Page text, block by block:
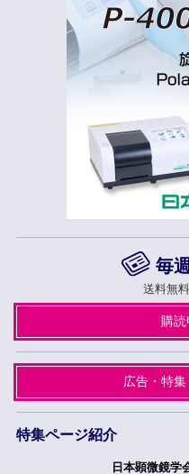
毎
送料無
購読
広告・特
特集ページ紹介
日本顕微鏡学